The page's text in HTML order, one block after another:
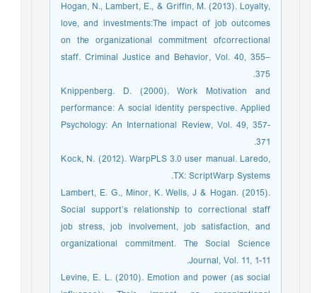
Hogan, N., Lambert, E., & Griffin, M. (2013). Loyalty,
love, and investments:The impact of job outcomes
on the organizational commitment ofcorrectional
staff. Criminal Justice and Behavior, Vol. 40, 355–
375.
Knippenberg. D. (2000). Work Motivation and
performance: A social identity perspective. Applied
Psychology: An International Review, Vol. 49, 357-
371.
Kock, N. (2012). WarpPLS 3.0 user manual. Laredo,
TX: ScriptWarp Systems.
Lambert, E. G., Minor, K. Wells, J & Hogan. (2015).
Social support’s relationship to correctional staff
job stress, job involvement, job satisfaction, and
organizational commitment. The Social Science
Journal, Vol. 11, 1-11.
Levine, E. L. (2010). Emotion and power (as social